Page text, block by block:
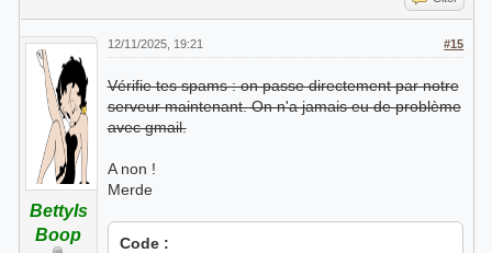
BettyIs
Boop
#15
12/11/2025, 19:21
Vérifie tes spams : on passe directement par notre
serveur maintenant. On n'a jamais eu de problème
avec gmail.
A non !
Merde
Code :